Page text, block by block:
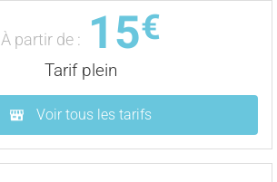
À partir de : 15€
Tarif plein
Voir tous les tarifs